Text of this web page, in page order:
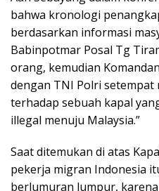
bahwa kronologi
berdasarkan informasi
Babinpotmar Posal Tg
orang, kemudian
dengan TNI Polri
terhadap sebuah kapal
illegal menuju Malaysia.”
Saat ditemukan di atas
pekerja migran Indonesia
berlumuran lumpur,